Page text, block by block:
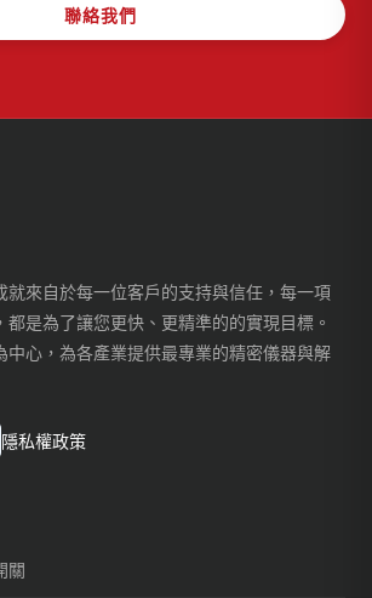
聯絡我們
就來自於每一位客戶的支持與信任，每一項
是為了讓您更快、更精準的的實現目標。
中心，為各產業提供最專業的精密儀器與解
隱私權政策
關